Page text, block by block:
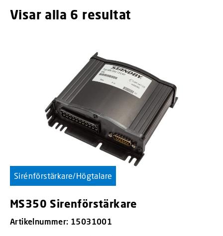
Visar alla 6 resultat
Sirénförstärkare/Högtalare
MS350 Sirenförstärkare
Artikelnummer: 15031001